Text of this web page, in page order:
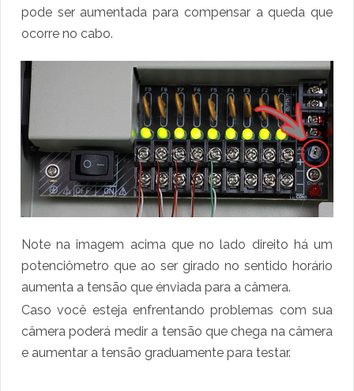
pode ser aumentada para compensar a queda que
ocorre no cabo.
Note na imagem acima que no lado direito há um
potenciômetro que ao ser girado no sentido horário
aumenta a tensão que énviada para a câmera.
Caso você esteja enfrentando problemas com sua
câmera poderá medir a tensão que chega na câmera
e aumentar a tensão graduamente para testar.